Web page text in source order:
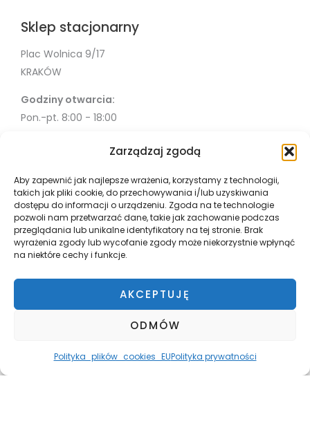
Zarządzaj zgodą
Aby zapewnić jak najlepsze wrażenia, korzystamy z technologii,
takich jak pliki cookie, do przechowywania i/lub uzyskiwania
dostępu do informacji o urządzeniu. Zgoda na te technologie
pozwoli nam przetwarzać dane, takie jak zachowanie podczas
przeglądania lub unikalne identyfikatory na tej stronie. Brak
wyrażenia zgody lub wycofanie zgody może niekorzystnie wpłynąć
na niektóre cechy i funkcje.
AKCEPTUJĘ
ODMÓW
Polityka_plików_cookies_EUPolityka prywatności
Sklep stacjonarny
Plac Wolnica 9/17
KRAKÓW
Godziny otwarcia:
Pon.-pt. 8:00 - 18:00
Misja
Współpraca
Polityka Prywatności
Płatnosci i wysyłka